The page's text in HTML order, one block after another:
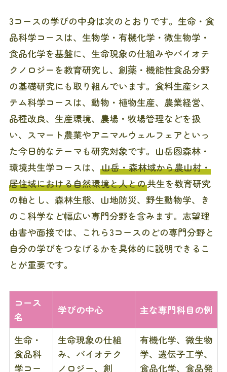
3コースの学びの中身は次のとおりです。生命・食
品科学コースは、生物学・有機化学・微生物学・
食品化学を基盤に、生命現象の仕組みやバイオテ
クノロジーを教育研究し、創薬・機能性食品分野
の基礎研究にも取り組んでいます。食料生産シス
テム科学コースは、動物・植物生産、農業経営、
品種改良、生産環境、農場・牧場管理などを扱
い、スマート農業やアニマルウェルフェアといっ
た今日的なテーマも研究対象です。山岳圏森林・
環境共生学コースは、 山岳・森林域から農山村・
居住域における自然環境と人との共生を教育研究
の軸とし、森林生態、山地防災、野生動物学、き
のこ科学など幅広い専門分野を含みます。志望理
由書や面接では、これら3コースのどの専門分野と
自分の学びをつなげるかを具体的に説明できるこ
とが重要です。
コース
名
学びの中心 主な専門科目の例
生命・
食品科
学コー
生命現象の仕組
み、バイオテク
ノロジー、創
有機化学、微生物
学、遺伝子工学、
食品化学、食品発